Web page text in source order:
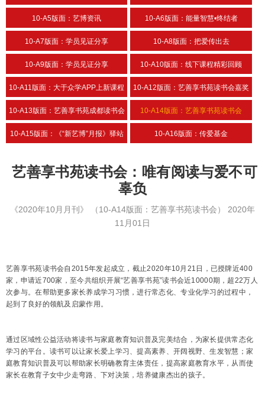
10-A5版面：艺博资讯 10-A6版面：能量智慧•终结者
10-A7版面：学员见证分享 10-A8版面：把爱传出去
10-A9版面：学员见证分享 10-A10版面：线下课程精彩回顾
10-A11版面：大于众学APP上新课程 10-A12版面：艺善享书苑读书会嘉奖
典礼
10-A13版面：艺善享书苑成都读书会
发起人的故事
10-A14版面：艺善享书苑读书会
10-A15版面：《“新艺博”月报》驿站 10-A16版面：传爱基金
艺善享书苑读书会：唯有阅读与爱不可
辜负
《2020年10月月刊》 （10-A14版面：艺善享书苑读书会）
2020年
11月01日
艺善享书苑读书会自2015年发起成立，截止2020年10月21日，已授牌近400
家，申请近700家，至今共组织开展“艺善享书苑”读书会近10000期，超22万人
次参与。在帮助更多家长养成学习习惯，进行常态化、专业化学习的过程中，
起到了良好的领航及启蒙作用。
通过区域性公益活动将读书与家庭教育知识普及完美结合，为家长提供常态化
学习的平台。读书可以让家长爱上学习、提高素养、开阔视野、生发智慧；家
庭教育知识普及可以帮助家长明确教育主体责任，提高家庭教育水平，从而使
家长在教育子女中少走弯路、下对决策，培养健康杰出的孩子。